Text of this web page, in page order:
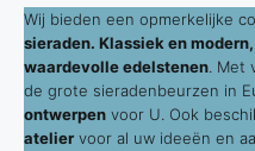
Wij bieden een opmerkelijke
sieraden. Klassiek en
waardevolle edelstenen .
de grote sieradenbeurzen in
ontwerpen voor U. Ook
atelier voor al uw ideeën en